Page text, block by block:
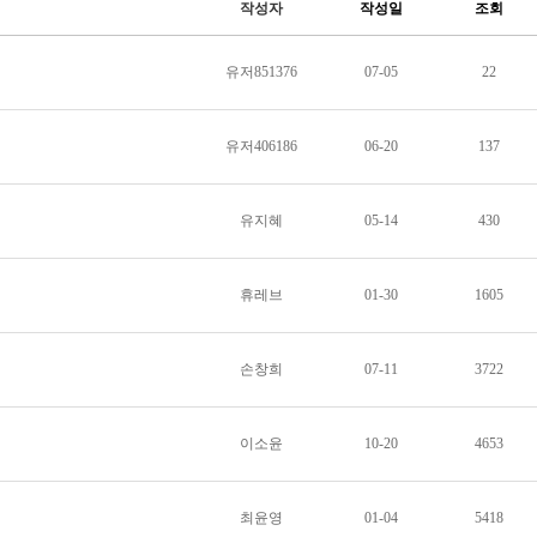
작성자 작성일 조회
유저851376 07-05 22
유저406186 06-20 137
유지혜 05-14 430
휴레브 01-30 1605
손창희 07-11 3722
이소윤 10-20 4653
최윤영 01-04 5418